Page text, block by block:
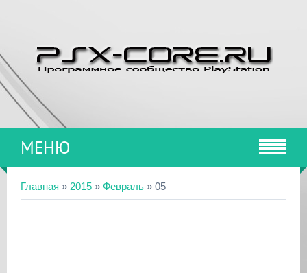
МЕНЮ
Главная » 2015 » Февраль » 05